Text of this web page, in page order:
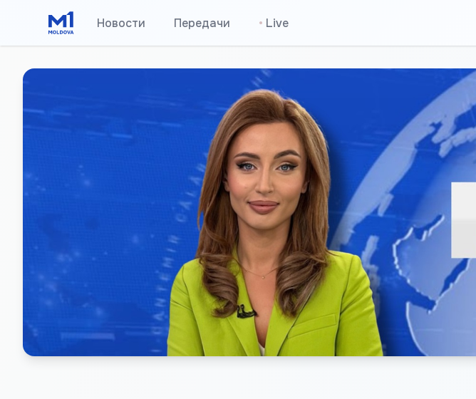
Новости Передачи • Live